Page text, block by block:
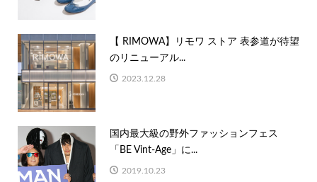
【 RIMOWA】リモワ ストア 表参道が待望
のリニューアル...
2023.12.28
国内最大級の野外ファッションフェス
「BE Vint-Age」に...
2019.10.23